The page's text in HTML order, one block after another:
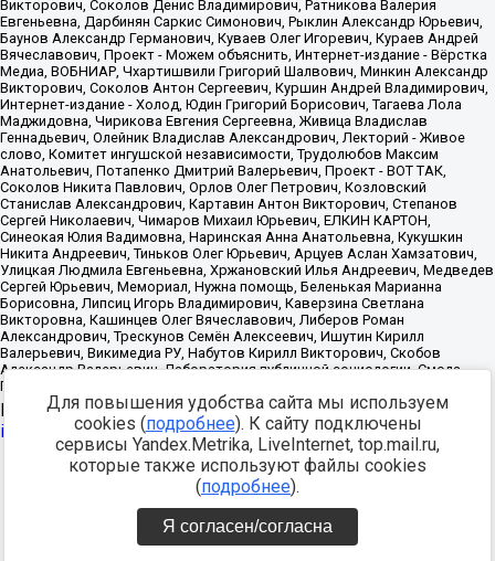
Источник:https://minjust.gov.ru/uploaded/files/reestr-
inostrannyih-agentov-22-03-2024.pdfданные на22.03.2024
Разработка -
Для повышения удобства сайта мы используем
cookies (подробнее). К сайту подключены
сервисы Yandex.Metrika, LiveInternet, top.mail.ru,
которые также используют файлы cookies
(подробнее).
Я согласен/согласна